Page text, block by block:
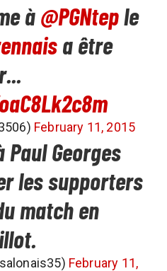
à@PGNteple
a être
February 11, 2015
Paul Georges
les supporters
match en
February 11,